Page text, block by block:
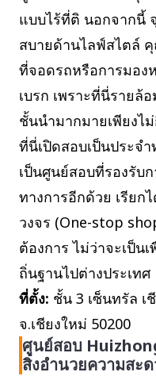
แบบไร้ที่ติ นอกจากนี้
สบายด้านไลฟ์สไตล์
ที่จอดรถหรือการมอง
เบรก เพราะที่นี่รายล้
ชั้นนำมากมายเพียงไ
ที่นี่เปิดสอบเป็นประจ
เป็นศูนย์สอบที่รองรับ
ทางการอีกด้วย เรียก
วงจร (One-stop
ต้องการ ไม่ว่าจะเป็น
ถิ่นฐานไปต่างประเทศ
ที่ตั้ง: ชั้น 3 เซ็นทรัล เ
จ.เชียงใหม่ 50200
ศูนย์สอบ
สิ่งอำนวยความสะ